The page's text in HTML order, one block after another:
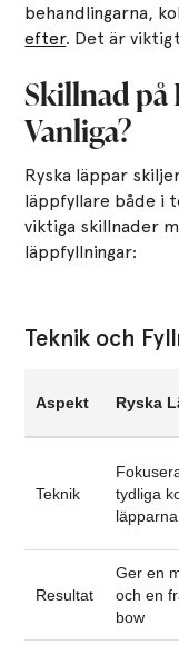
behandlingarna,
efter. Det är
Skillnad på
Vanliga?
Ryska läppar
läppfyllare både i
viktiga skillnader
läppfyllningar:
Teknik och
Aspekt Ryska
Teknik
tydliga
Resultat
Ger en
och en
bow